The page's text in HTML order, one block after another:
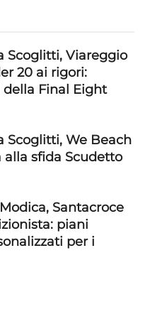
Scoglitti, Viareggio
20 ai rigori:
Final Eight
Scoglitti, We Beach
alla sfida Scudetto
Santacroce
piani
per i